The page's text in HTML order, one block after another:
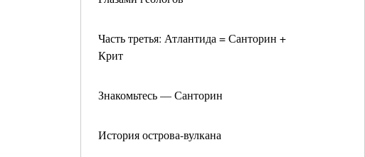
Часть третья: Атлантида = Санторин +
Крит
Знакомьтесь — Санторин
История острова-вулкана